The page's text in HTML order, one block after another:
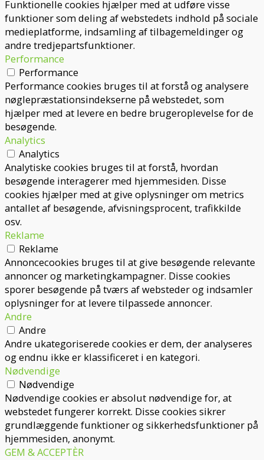
Funktionelle cookies hjælper med at udføre visse
funktioner som deling af webstedets indhold på sociale
medieplatforme, indsamling af tilbagemeldinger og
andre tredjepartsfunktioner.
Performance
Performance
Performance cookies bruges til at forstå og analysere
nøglepræstationsindekserne på webstedet, som
hjælper med at levere en bedre brugeroplevelse for de
besøgende.
Analytics
Analytics
Analytiske cookies bruges til at forstå, hvordan
besøgende interagerer med hjemmesiden. Disse
cookies hjælper med at give oplysninger om metrics
antallet af besøgende, afvisningsprocent, trafikkilde
osv.
Reklame
Reklame
Annoncecookies bruges til at give besøgende relevante
annoncer og marketingkampagner. Disse cookies
sporer besøgende på tværs af websteder og indsamler
oplysninger for at levere tilpassede annoncer.
Andre
Andre
Andre ukategoriserede cookies er dem, der analyseres
og endnu ikke er klassificeret i en kategori.
Nødvendige
Nødvendige
Nødvendige cookies er absolut nødvendige for, at
webstedet fungerer korrekt. Disse cookies sikrer
grundlæggende funktioner og sikkerhedsfunktioner på
hjemmesiden, anonymt.
GEM & ACCEPTÈR